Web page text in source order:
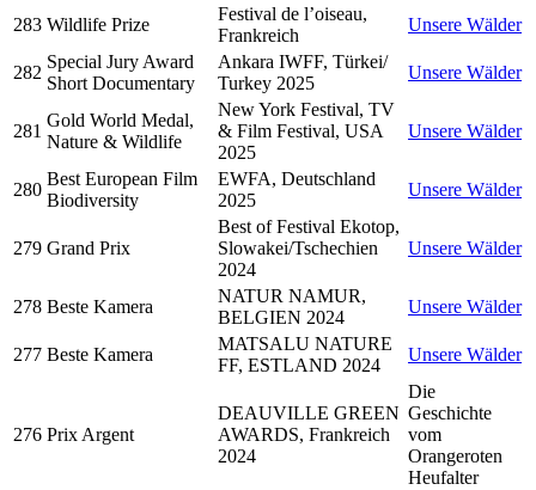
283 Wildlife Prize
Festival de l’oiseau,
Frankreich
Unsere Wälder
282
Special Jury Award
Short Documentary
Ankara IWFF, Türkei/
Turkey 2025
Unsere Wälder
281
Gold World Medal,
Nature & Wildlife
New York Festival, TV
& Film Festival, USA
2025
Unsere Wälder
280
Best European Film
Biodiversity
EWFA, Deutschland
2025
Unsere Wälder
279 Grand Prix
Best of Festival Ekotop,
Slowakei/Tschechien
2024
Unsere Wälder
278 Beste Kamera
NATUR NAMUR,
BELGIEN 2024
Unsere Wälder
277 Beste Kamera
MATSALU NATURE
FF, ESTLAND 2024
Unsere Wälder
276 Prix Argent
DEAUVILLE GREEN
AWARDS, Frankreich
2024
Die
Geschichte
vom
Orangeroten
Heufalter